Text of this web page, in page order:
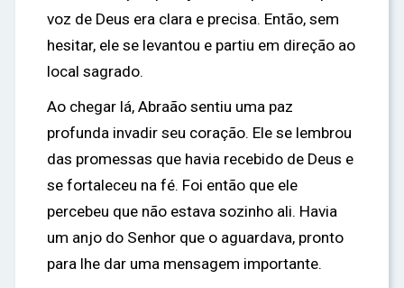
voz de Deus era clara e precisa. Então, sem
hesitar, ele se levantou e partiu em direção ao
local sagrado.
Ao chegar lá, Abraão sentiu uma paz
profunda invadir seu coração. Ele se lembrou
das promessas que havia recebido de Deus e
se fortaleceu na fé. Foi então que ele
percebeu que não estava sozinho ali. Havia
um anjo do Senhor que o aguardava, pronto
para lhe dar uma mensagem importante.